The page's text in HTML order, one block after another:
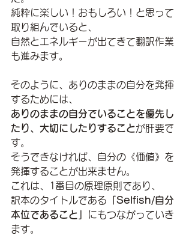
純粋に楽しい！おもしろい！と思って
取り組んでいると、
自然とエネルギーが出てきて翻訳作業
も進みます。
そのように、ありのままの自分を発揮
するためには、
ありのままの自分でいることを優先し
たり、大切にしたりすることが肝要で
す。
そうできなければ、自分の《価値》を
発揮することが出来ません。
これは、1番目の原理原則であり、
訳本のタイトルである 「Selfish/自分
本位であること」
にもつながっていき
ます。